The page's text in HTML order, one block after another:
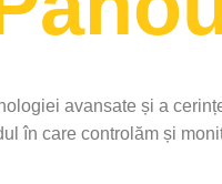
avansate și a
în care controlăm și